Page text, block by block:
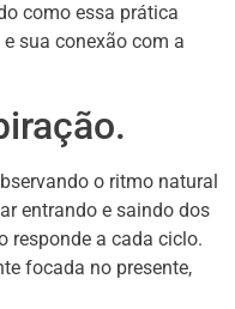
como essa prática
sua conexão com a
o ritmo natural
entrando e saindo dos
responde a cada ciclo.
focada no presente,